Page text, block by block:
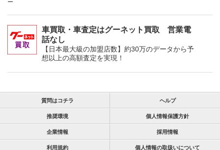
ー
車買取・車査定はグーネット買取 営業電
話なし
【日本最大級の加盟店数】約30万のデータから予
想以上の高額査定を実現！
質問はコチラ ヘルプ
推奨環境 個人情報保護方針
企業情報 採用情報
利用規約 個人情報の取扱いについて